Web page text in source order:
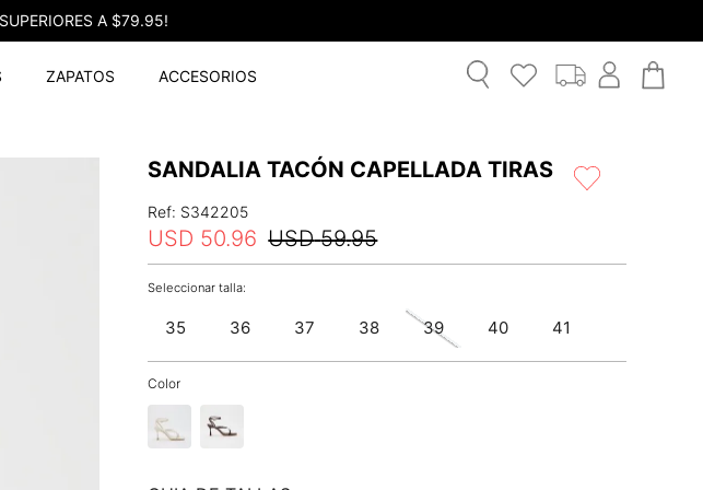
A $79.95!
ZAPATOS ACCESORIOS
SANDALIA TACÓN CAPELLADA TIRAS
Ref: S342205
USD 59.95
USD 50.96
35 36 37 38 39 40 41
Color